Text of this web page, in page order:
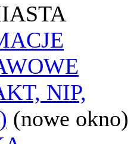
NIP,
(nowe okno)